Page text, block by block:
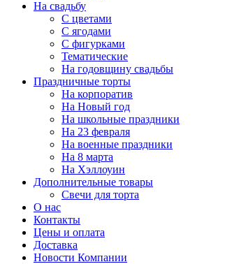
На свадьбу
С цветами
С ягодами
С фигурками
Тематические
На годовщину свадьбы
Праздничные торты
На корпоратив
На Новый год
На школьные праздники
На 23 февраля
На военные праздники
На 8 марта
На Хэллоуин
Дополнительные товары
Свечи для торта
О нас
Контакты
Цены и оплата
Доставка
Новости Компании